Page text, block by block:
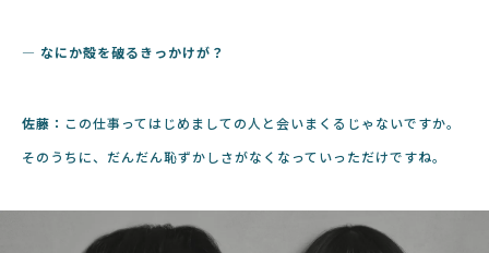
― なにか殻を破るきっかけが？
佐藤： この仕事ってはじめましての人と会いまくるじゃないですか。
そのうちに、だんだん恥ずかしさがなくなっていっただけですね。